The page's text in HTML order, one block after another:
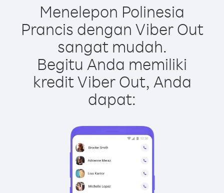
Menelepon Polinesia
Prancis dengan Viber Out
sangat mudah.
Begitu Anda memiliki
kredit Viber Out, Anda
dapat: